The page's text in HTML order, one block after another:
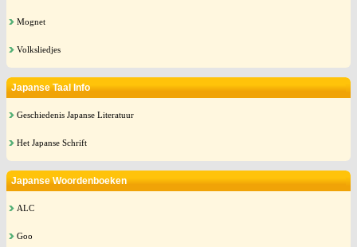
Mognet
Volksliedjes
Japanse Taal Info
Geschiedenis Japanse Literatuur
Het Japanse Schrift
Japanse Woordenboeken
ALC
Goo